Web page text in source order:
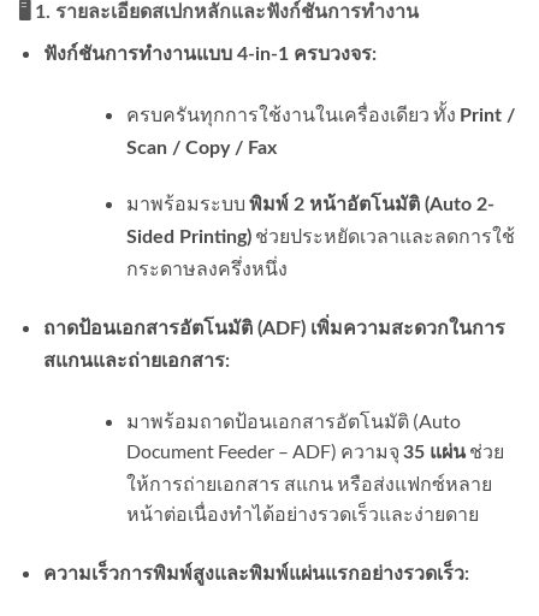
🖥️ 1. รายละเอียดสเปกหลักและฟังก์ชันการทำงาน
ฟังก์ชันการทำงานแบบ 4-in-1 ครบวงจร:
ครบครันทุกการใช้งานในเครื่องเดียว ทั้ง Print /
Scan / Copy / Fax
มาพร้อมระบบ พิมพ์ 2 หน้าอัตโนมัติ (Auto 2-
Sided Printing)ช่วยประหยัดเวลาและลดการใช้
กระดาษลงครึ่งหนึ่ง
ถาดป้อนเอกสารอัตโนมัติ (ADF) เพิ่มความสะดวกในการ
สแกนและถ่ายเอกสาร:
มาพร้อมถาดป้อนเอกสารอัตโนมัติ (Auto
Document Feeder – ADF) ความจุ 35 แผ่นช่วย
ให้การถ่ายเอกสาร สแกน หรือส่งแฟกซ์หลาย
หน้าต่อเนื่องทำได้อย่างรวดเร็วและง่ายดาย
ความเร็วการพิมพ์สูงและพิมพ์แผ่นแรกอย่างรวดเร็ว: